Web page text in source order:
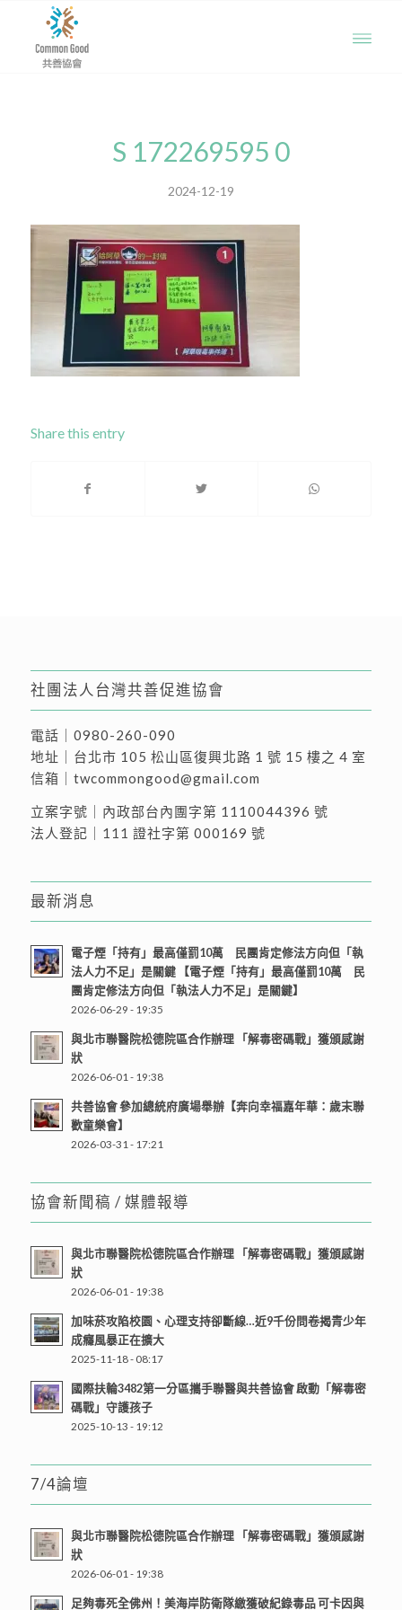
S 172269595 0
2024-12-19
Share this entry
社團法人台灣共善促進協會
電話｜ 0980-260-090
地址｜ 台北市 105 松山區復興北路 1 號 15 樓之 4 室
信箱｜ twcommongood@gmail.com
立案字號｜內政部台內團字第 1110044396 號
法人登記｜111 證社字第 000169 號
最新消息
電子煙「持有」最高僅罰10萬 民團肯定修法方向但「執
法人力不足」是關鍵 【電子煙「持有」最高僅罰10萬 民
團肯定修法方向但「執法人力不足」是關鍵】
2026-06-29 - 19:35
與北市聯醫院松德院區合作辦理 「解毒密碼戰」獲頒感謝
狀
2026-06-01 - 19:38
共善協會 參加總統府廣場舉辦【奔向幸福嘉年華：歲末聯
歡童樂會】
2026-03-31 - 17:21
協會新聞稿 / 媒體報導
與北市聯醫院松德院區合作辦理 「解毒密碼戰」獲頒感謝
狀
2026-06-01 - 19:38
加味菸攻陷校園、心理支持卻斷線…近9千份問卷揭青少年
成癮風暴正在擴大
2025-11-18 - 08:17
國際扶輪3482第一分區攜手聯醫與共善協會 啟動「解毒密
碼戰」守護孩子
2025-10-13 - 19:12
7/4論壇
與北市聯醫院松德院區合作辦理 「解毒密碼戰」獲頒感謝
狀
2026-06-01 - 19:38
足夠毒死全佛州！美海岸防衛隊繳獲破紀錄毒品 可卡因與